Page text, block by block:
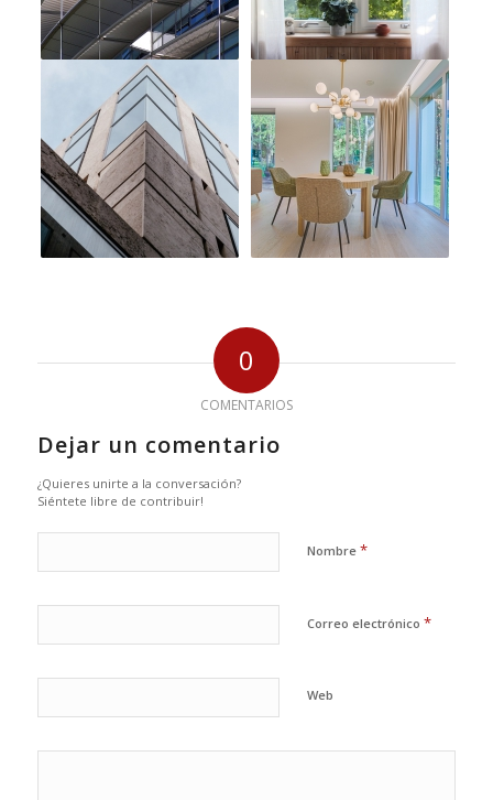
0
COMENTARIOS
Dejar un comentario
¿Quieres unirte a la conversación?
Siéntete libre de contribuir!
Nombre *
Correo electrónico *
Web